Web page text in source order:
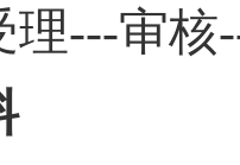
理---审核